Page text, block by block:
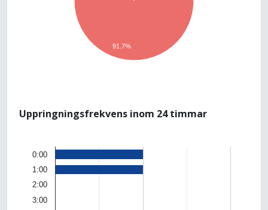
91.7%
Uppringningsfrekvens inom 24 timmar
0:00
1:00
2:00
3:00